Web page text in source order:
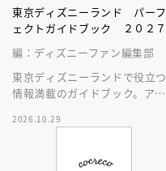
東京ディズニーランド パーフ
ェクトガイドブック ２０２７
編：ディズニーファン編集部
東京ディズニーランドで役立つ
情報満載のガイドブック。アト
ン、グッズまでが１冊に！
2026.10.29